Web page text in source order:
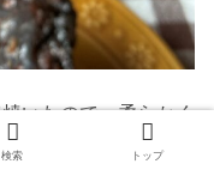
いたので、柔らかく
のお昼ごはんやおや
検索 トップ